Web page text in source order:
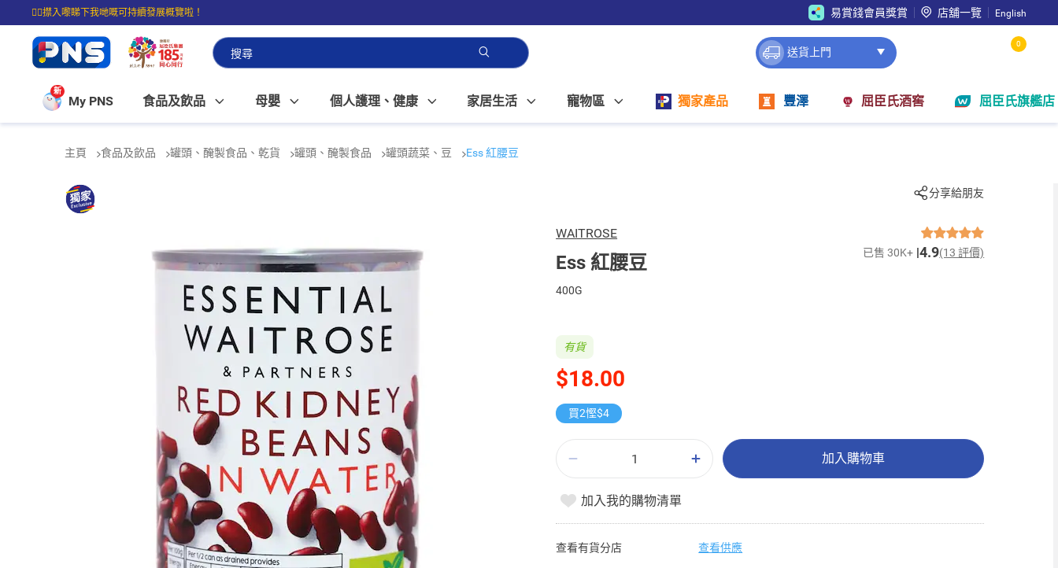
☝🏼㩒入嚟睇下我哋嘅可持續發展概覽啦！
⭐購物滿$399即享免費送貨；滿$100即可免費店取。
易賞錢會員獎賞 店舖一覽 English
送貨上門
0
新
My PNS 食品及飲品 母嬰 個人護理、健康 家居生活 寵物區 獨家產品 豐澤 屈臣氏酒窖 屈臣氏旗艦店
主頁 食品及飲品 罐頭、醃製食品、乾貨 罐頭、醃製食品 罐頭蔬菜、豆 Ess 紅腰豆
分享給朋友
WAITROSE
Ess 紅腰豆 已售 30K+ 4.9(13 評價)
400G
$18.00
有貨
買2慳$4
加入購物車
加入我的購物清單
查看有貨分店 查看供應